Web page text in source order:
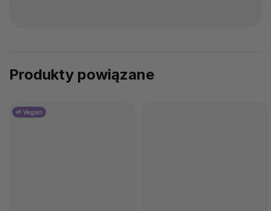
Produkty powiązane
🌱 Vegan